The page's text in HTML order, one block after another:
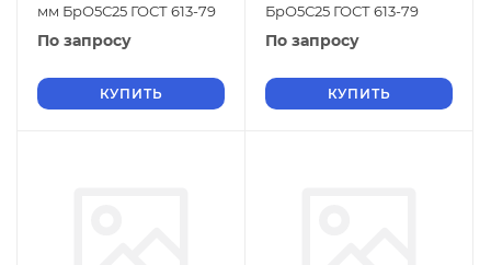
мм БрО5С25 ГОСТ 613-79
По запросу
КУПИТЬ
БрО5С25 ГОСТ 613-79
По запросу
КУПИТЬ